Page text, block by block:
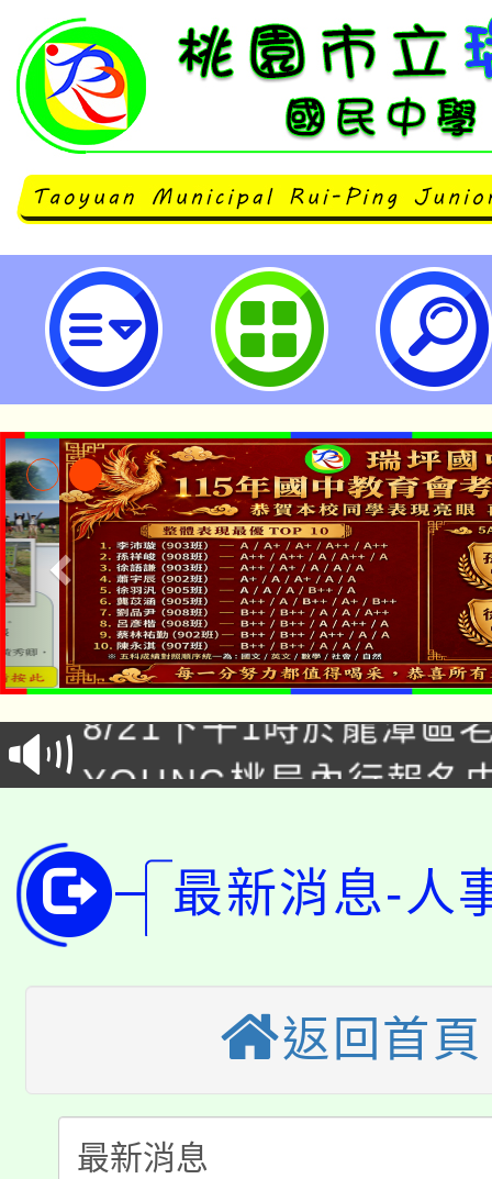
有關行政院人事行政總處（以下簡
函轉勞動部修正「性別工作平等法
稱並修正為「性別平等工作法施行
部113年1月17日令修正發布-桃園
學
「本色祭」8/29、30在
場熱烈登場!
8/21下午1時於龍潭區
徵才活動。
YOUNG桃局內行報名
開!
115年桃園市運動會8/
田徑場及游泳池舉行。
桃園市低收入戶享有免
視費優惠，中低收入戶
半價優惠，詳情可洽有
者。
大園自造教育及科技中
份教師增能研習
大溪自造教育及科技
份教師研習
淨零綠生活教案入校路
會
115年食農教育專業人
最新消息-人
返回首頁